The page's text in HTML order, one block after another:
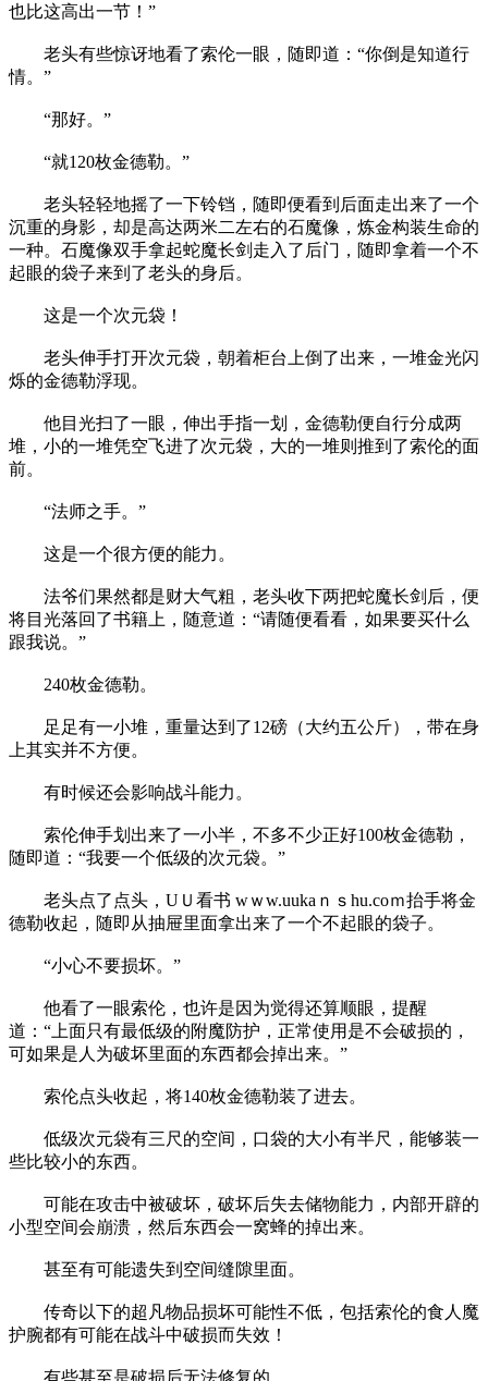
也比这高出一节！”
老头有些惊讶地看了索伦一眼，随即道：“你倒是知道行
情。”
“那好。”
“就120枚金德勒。”
老头轻轻地摇了一下铃铛，随即便看到后面走出来了一个
沉重的身影，却是高达两米二左右的石魔像，炼金构装生命的
一种。石魔像双手拿起蛇魔长剑走入了后门，随即拿着一个不
起眼的袋子来到了老头的身后。
这是一个次元袋！
老头伸手打开次元袋，朝着柜台上倒了出来，一堆金光闪
烁的金德勒浮现。
他目光扫了一眼，伸出手指一划，金德勒便自行分成两
堆，小的一堆凭空飞进了次元袋，大的一堆则推到了索伦的面
前。
“法师之手。”
这是一个很方便的能力。
法爷们果然都是财大气粗，老头收下两把蛇魔长剑后，便
将目光落回了书籍上，随意道：“请随便看看，如果要买什么
跟我说。”
240枚金德勒。
足足有一小堆，重量达到了12磅（大约五公斤），带在身
上其实并不方便。
有时候还会影响战斗能力。
索伦伸手划出来了一小半，不多不少正好100枚金德勒，
随即道：“我要一个低级的次元袋。”
老头点了点头，UＵ看书 wｗw.uukaｎｓhu.coｍ抬手将金
德勒收起，随即从抽屉里面拿出来了一个不起眼的袋子。
“小心不要损坏。”
他看了一眼索伦，也许是因为觉得还算顺眼，提醒
道：“上面只有最低级的附魔防护，正常使用是不会破损的，
可如果是人为破坏里面的东西都会掉出来。”
索伦点头收起，将140枚金德勒装了进去。
低级次元袋有三尺的空间，口袋的大小有半尺，能够装一
些比较小的东西。
可能在攻击中被破坏，破坏后失去储物能力，内部开辟的
小型空间会崩溃，然后东西会一窝蜂的掉出来。
甚至有可能遗失到空间缝隙里面。
传奇以下的超凡物品损坏可能性不低，包括索伦的食人魔
护腕都有可能在战斗中破损而失效！